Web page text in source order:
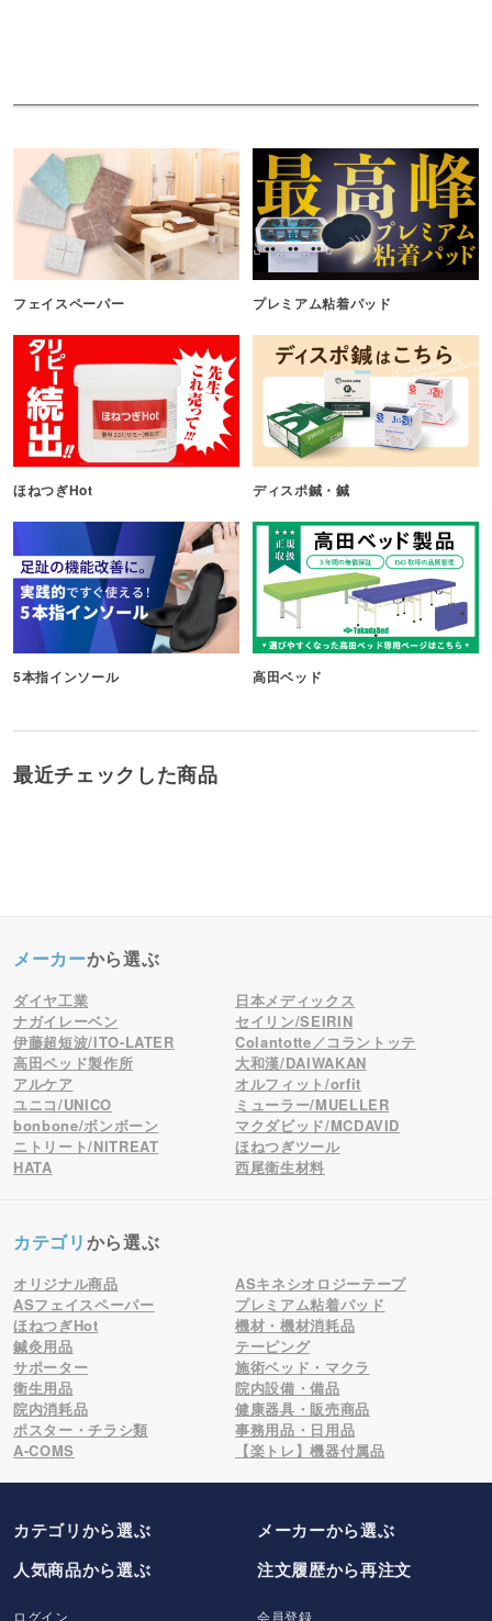
フェイスペーパー プレミアム粘着パッド
ほねつぎHot ディスポ鍼・鍼
5本指インソール 高田ベッド
最近チェックした商品
メーカーから選ぶ
ダイヤ工業
日本メディックス
ナガイレーベン
セイリン/SEIRIN
伊藤超短波/ITO-LATER
Colantotte／コラントッテ
高田ベッド製作所
大和漢/DAIWAKAN
アルケア
オルフィット/orfit
ユニコ/UNICO
ミューラー/MUELLER
bonbone/ボンボーン
マクダビッド/MCDAVID
ニトリート/NITREAT
ほねつぎツール
HATA
西尾衛生材料
カテゴリから選ぶ
オリジナル商品
ASキネシオロジーテープ
ASフェイスペーパー
プレミアム粘着パッド
ほねつぎHot
機材・機材消耗品
鍼灸用品
テーピング
サポーター
施術ベッド・マクラ
衛生用品
院内設備・備品
院内消耗品
健康器具・販売商品
ポスター・チラシ類
事務用品・日用品
A-COMS
【楽トレ】機器付属品
カテゴリから選ぶ メーカーから選ぶ
人気商品から選ぶ
注文履歴から再注文
ログイン 会員登録